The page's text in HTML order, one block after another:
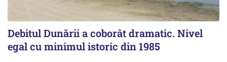
Debitul Dunării a coborât dramatic. Nivel
egal cu minimul istoric din 1985